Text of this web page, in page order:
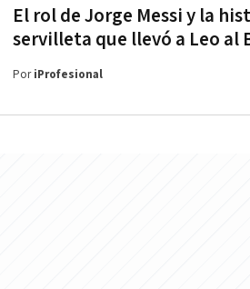
El rol de Jorge Messi y la
servilleta que llevó a Leo al
PoriProfesional